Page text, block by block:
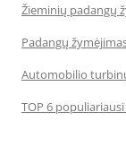
Žieminių padangų
Padangų
Automobilio
TOP 6